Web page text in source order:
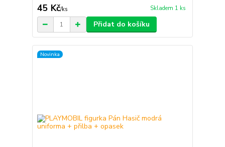
45 Kč/ks Skladem 1 ks
Přidat do košíku
Novinka